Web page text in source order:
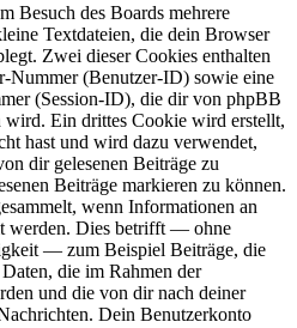
Besuch des Boards mehrere
Textdateien, die dein Browser
Zwei dieser Cookies enthalten
Nummer (Benutzer-ID) sowie eine
(Session-ID), die dir von phpBB
wird. Ein drittes Cookie wird erstellt,
hast und wird dazu verwendet,
dir gelesenen Beiträge zu
Beiträge markieren zu können.
wenn Informationen an
werden. Dies betrifft — ohne
— zum Beispiel Beiträge, die
die im Rahmen der
und die von dir nach deiner
Dein Benutzerkonto